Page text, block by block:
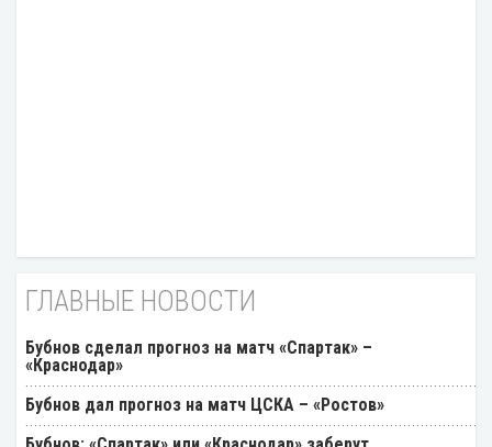
ГЛАВНЫЕ НОВОСТИ
Бубнов сделал прогноз на матч «Спартак» –
«Краснодар»
Бубнов дал прогноз на матч ЦСКА – «Ростов»